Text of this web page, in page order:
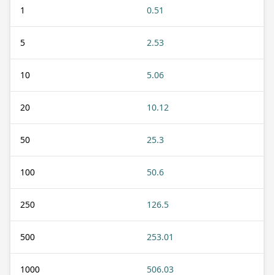
1 0.51
5 2.53
10 5.06
20 10.12
50 25.3
100 50.6
250 126.5
500 253.01
1000 506.03